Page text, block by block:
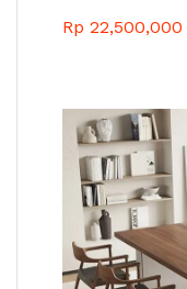
Rp 22,500,000